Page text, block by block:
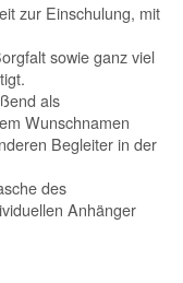
zur Einschulung, mit
sowie ganz viel
als
Wunschnamen
Begleiter in der
des
Anhänger